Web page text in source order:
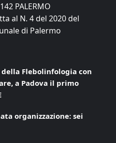
PALERMO
al N. 4 del 2020 del
di Palermo
Flebolinfologia con
a Padova il primo
organizzazione: sei